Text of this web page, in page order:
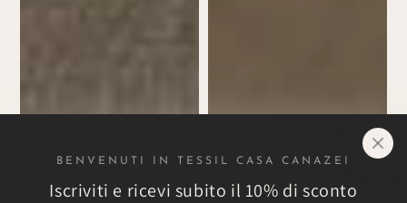
BENVENUTI IN TESSIL CASA CANAZEI
Iscriviti e ricevi subito il 10% di sconto